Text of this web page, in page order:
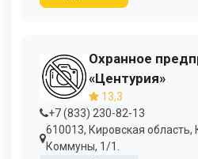
Охранное
«Центурия»
13,3
+7 (833) 230-82-13
610013, Кировская область,
Коммуны, 1/1.